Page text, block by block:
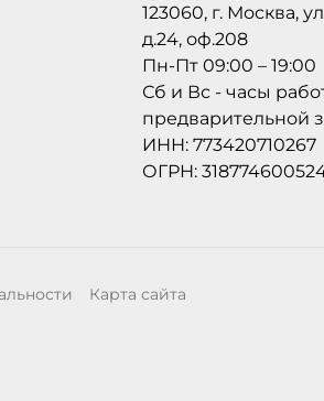
123060, г. Москва,
д.24, оф.208
Пн-Пт 09:00 – 19:00
Сб и Вс - часы
предварительной
ИНН: 773420710267
ОГРН:
Карта сайта